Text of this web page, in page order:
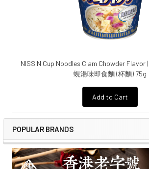
NISSIN Cup Noodles Clam Chowder
蜆湯味即食麵 (杯麵) 75g
Add to Cart
POPULAR BRANDS